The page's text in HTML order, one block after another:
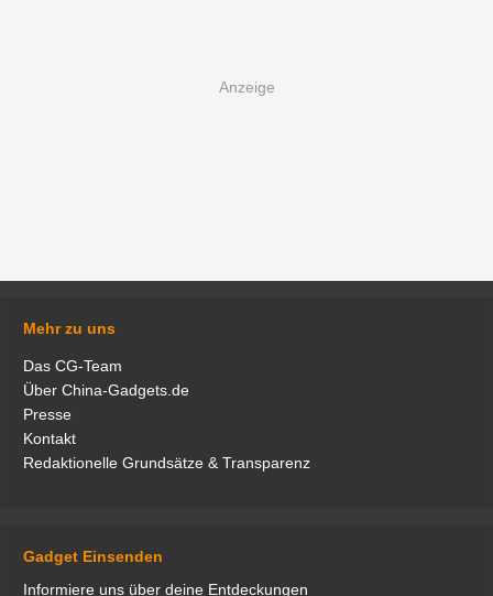
Mehr zu uns
Das CG-Team
Über China-Gadgets.de
Presse
Kontakt
Redaktionelle Grundsätze & Transparenz
Gadget Einsenden
Informiere uns über deine Entdeckungen